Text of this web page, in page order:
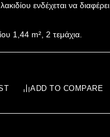
ενδέχεται να διαφέρει
1,44 m², 2 τεμάχια.
ADD TO COMPARE